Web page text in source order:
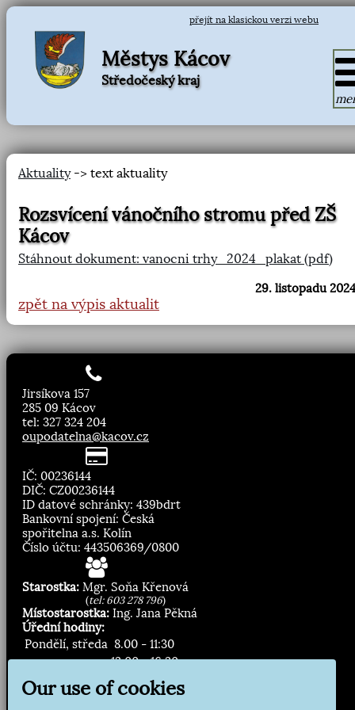
přejít na klasickou verzi webu
Městys Kácov
Středočeský kraj
Aktuality-> text aktuality
Rozsvícení vánočního stromu před ZŠ
Kácov
Stáhnout dokument: vanocni trhy_2024_plakat (pdf)
29. listopadu
zpět na výpis aktualit
Jirsíkova 157
285 09 Kácov
tel: 327 324 204
oupodatelna@kacov.cz
IČ: 00236144
DIČ: CZ00236144
ID datové schránky: 439bdrt
Bankovní spojení: Česká
spořitelna a.s. Kolín
Číslo účtu: 443506369/0800
Starostka: Mgr. Soňa Křenová
(tel: 603 278 796)
Místostarostka: Ing. Jana Pěkná
Úřední hodiny:
Pondělí, středa 8.00 - 11:30
13:00 - 16:30
Our use of cookies